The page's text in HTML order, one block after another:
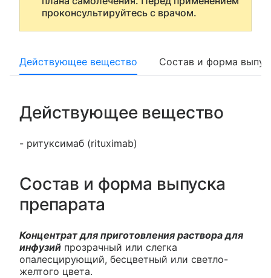
проконсультируйтесь с врачом.
Действующее вещество Состав и форма
Действующее вещество
- ритуксимаб (rituximab)
Состав и форма выпуска
препарата
Концентрат для приготовления раствора для
инфузий прозрачный или слегка
опалесцирующий, бесцветный или светло-
желтого цвета.